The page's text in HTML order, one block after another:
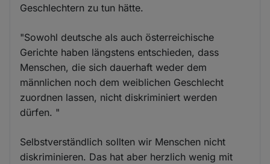
Geschlechtern zu tun hätte.
"Sowohl deutsche als auch österreichische
Gerichte haben längstens entschieden, dass
Menschen, die sich dauerhaft weder dem
männlichen noch dem weiblichen Geschlecht
zuordnen lassen, nicht diskriminiert werden
dürfen. "
Selbstverständlich sollten wir Menschen nicht
diskriminieren. Das hat aber herzlich wenig mit